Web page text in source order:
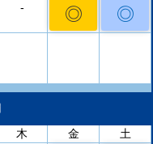
-
◎ ◎
木 金 土